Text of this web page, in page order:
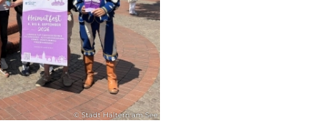
© Stadt Haltern am See